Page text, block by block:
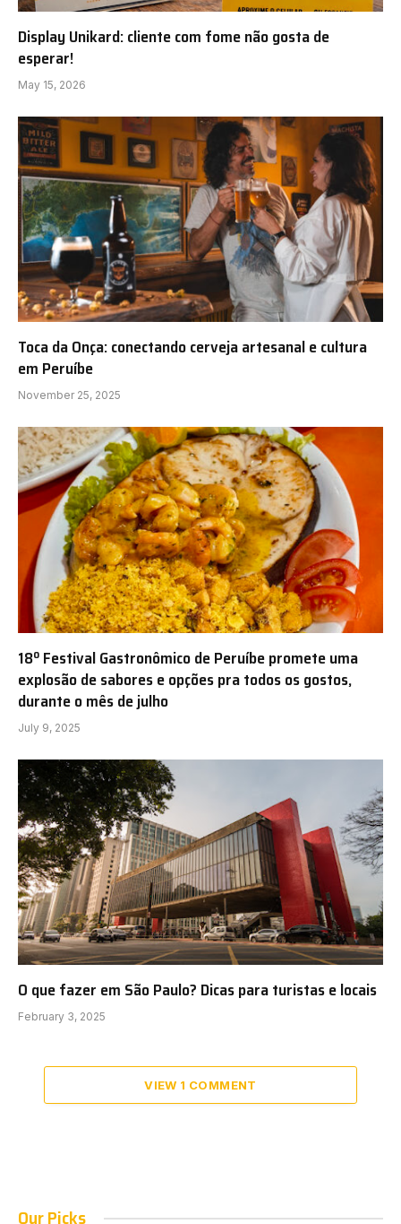
Display Unikard: cliente com fome não gosta de
esperar!
May 15, 2026
Toca da Onça: conectando cerveja artesanal e cultura
em Peruíbe
November 25, 2025
18º Festival Gastronômico de Peruíbe promete uma
explosão de sabores e opções pra todos os gostos,
durante o mês de julho
July 9, 2025
O que fazer em São Paulo? Dicas para turistas e locais
February 3, 2025
VIEW 1 COMMENT
Our Picks